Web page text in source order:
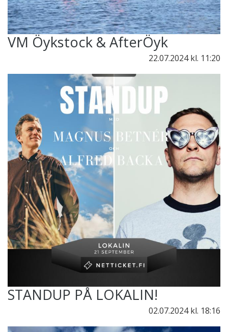
VM Öykstock & AfterÖyk
22.07.2024kl. 11:20
STANDUP PÅ LOKALIN!
02.07.2024kl. 18:16